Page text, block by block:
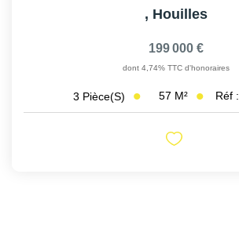
, Houilles
199 000 €
dont 4,74% TTC d'honoraires
3 Pièce(s) 57 M² Réf :